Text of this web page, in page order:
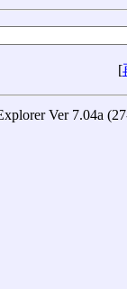
[
Ver 7.04a